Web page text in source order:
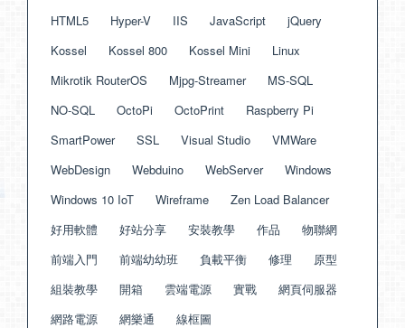
HTML5
Hyper-V IIS JavaScript
jQuery
Kossel
Kossel 800 Kossel Mini
Linux
Mikrotik RouterOS
Mjpg-Streamer
MS-SQL
NO-SQL
OctoPi OctoPrint
Raspberry Pi
SmartPower
SSL Visual Studio
VMWare
WebDesign
Webduino WebServer
Windows
Windows 10 IoT
Wireframe
Zen Load Balancer
好用軟體
好站分享 安裝教學 作品
物聯網
前端入門
前端幼幼班 負載平衡 修理
原型
組裝教學
開箱 雲端電源 實戰
網頁伺服器
網路電源
網樂通 線框圖